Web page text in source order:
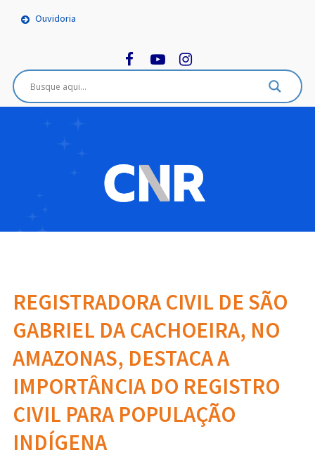
Ouvidoria
REGISTRADORA CIVIL DE SÃO
GABRIEL DA CACHOEIRA, NO
AMAZONAS, DESTACA A
IMPORTÂNCIA DO REGISTRO
CIVIL PARA POPULAÇÃO
INDÍGENA